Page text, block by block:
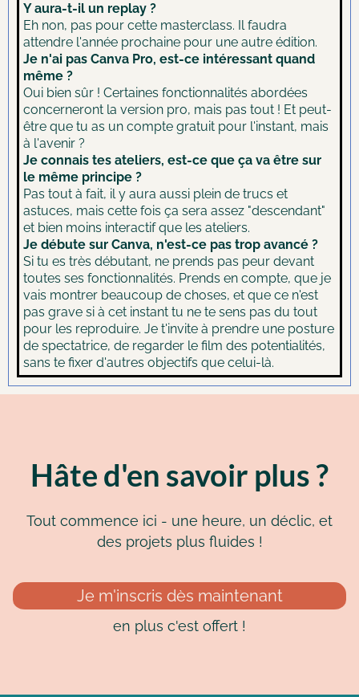
Y aura-t-il un replay ?
Eh non, pas pour cette masterclass. Il faudra
attendre l'année prochaine pour une autre édition.
Je n'ai pas Canva Pro, est-ce intéressant quand
même ?
Oui bien sûr ! Certaines fonctionnalités abordées
concerneront la version pro, mais pas tout ! Et peut-
être que tu as un compte gratuit pour l'instant, mais
à l'avenir ?
Je connais tes ateliers, est-ce que ça va être sur
le même principe ?
Pas tout à fait, il y aura aussi plein de trucs et
astuces, mais cette fois ça sera assez "descendant"
et bien moins interactif que les ateliers.
Je débute sur Canva, n'est-ce pas trop avancé ?
Si tu es très débutant, ne prends pas peur devant
toutes ses fonctionnalités. Prends en compte, que je
vais montrer beaucoup de choses, et que ce n'est
pas grave si à cet instant tu ne te sens pas du tout
pour les reproduire. Je t'invite à prendre une posture
de spectatrice, de regarder le film des potentialités,
sans te fixer d'autres objectifs que celui-là.
Hâte d'en savoir plus ?
Tout commence ici - une heure, un déclic, et
des projets plus fluides !
Je m'inscris dès maintenant
en plus c'est offert !